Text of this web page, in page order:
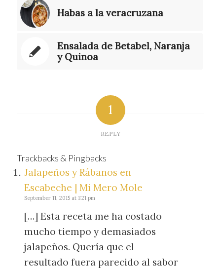
Habas a la veracruzana
Ensalada de Betabel, Naranja
y Quinoa
1
REPLY
Trackbacks & Pingbacks
Jalapeños y Rábanos en
Escabeche | Mi Mero Mole
September 11, 2015 at 1:21 pm
[…] Esta receta me ha costado
mucho tiempo y demasiados
jalapeños. Quería que el
resultado fuera parecido al sabor